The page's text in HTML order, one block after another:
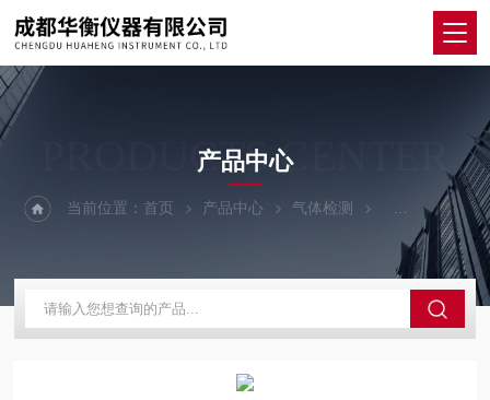
PRODUCTS CENTER
产品中心
当前位置：首页 产品中心 气体检测 便携有毒有害